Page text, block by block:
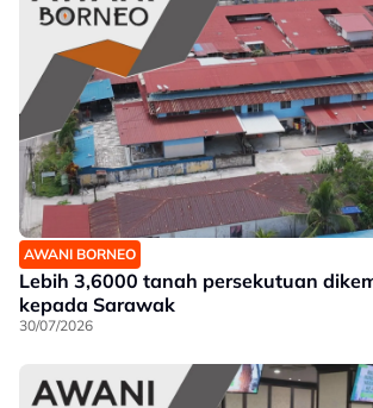
AWANI BORNEO
Lebih 3,6000 tanah persekutuan
kepada Sarawak
30/07/2026